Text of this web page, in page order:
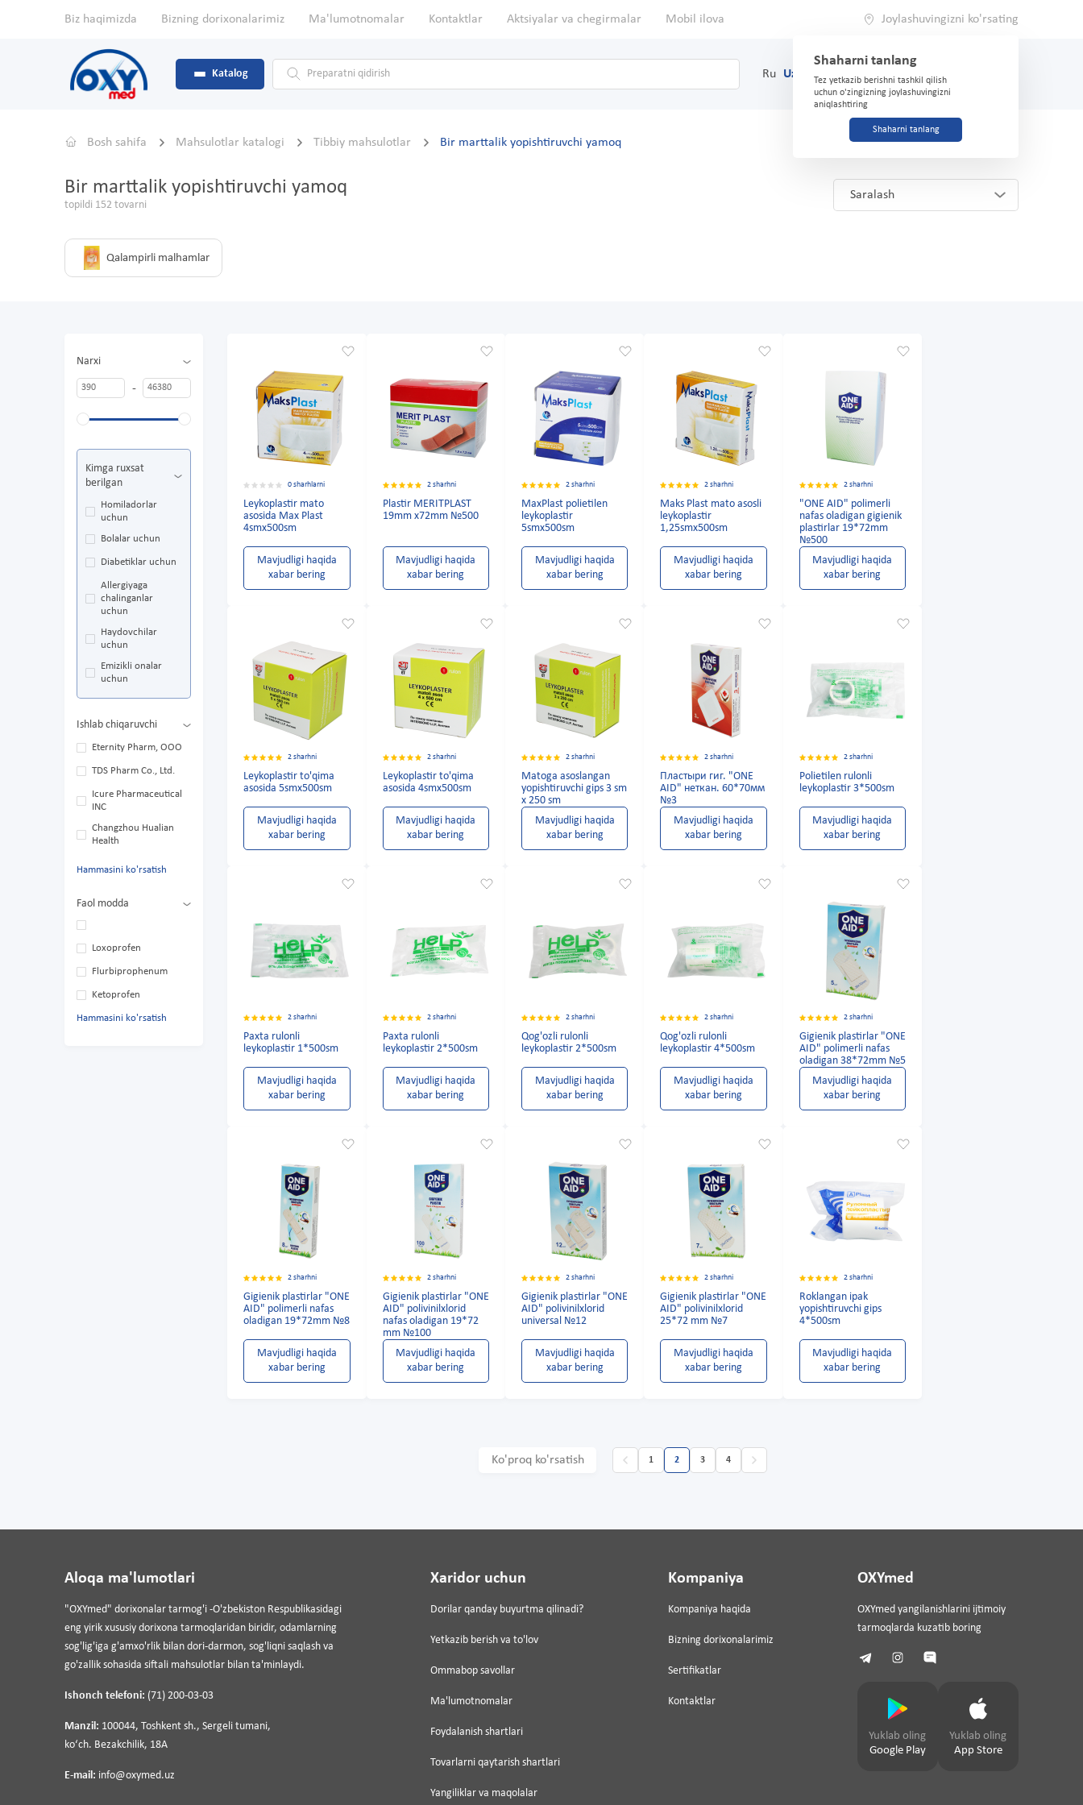
Biz haqimizda Bizning dorixonalarimiz Ma'lumotnomalar Kontaktlar Aktsiyalar va chegirmalar Mobil ilova Joylashuvingizni ko'rsating
Shaharni tanlang
Tez yetkazib berishni tashkil qilish
uchun o'zingizning joylashuvingizni
aniqlashtiring
Shaharni tanlang
Katalog Ru Uz (71) 200-03-03
Bosh sahifa Mahsulotlar katalogi Tibbiy mahsulotlar Bir marttalik yopishtiruvchi yamoq
Bir marttalik yopishtiruvchi yamoq
topildi 152 tovarni
Saralash
Qalampirli malhamlar
Narxi
-
Kimga ruxsat
berilgan
Homiladorlar
uchun
Bolalar uchun
Diabetiklar uchun
Allergiyaga
chalinganlar
uchun
Haydovchilar
uchun
Emizikli onalar
uchun
Ishlab chiqaruvchi
Eternity Pharm, OOO
TDS Pharm Co., Ltd.
Icure Pharmaceutical
INC
Changzhou Hualian
Health
Hammasini ko'rsatish
Faol modda
Loxoprofen
Flurbiprophenum
Ketoprofen
Hammasini ko'rsatish
0 sharhlarni
Leykoplastir mato
asosida Max Plast
4smx500sm
Mavjudligi haqida
xabar bering
2 sharhni
Plastir MERITPLAST
19mm x72mm №500
Mavjudligi haqida
xabar bering
2 sharhni
MaxPlast polietilen
leykoplastir
5smx500sm
Mavjudligi haqida
xabar bering
2 sharhni
Maks Plast mato asosli
leykoplastir
1,25smx500sm
Mavjudligi haqida
xabar bering
2 sharhni
"ONE AID" polimerli
nafas oladigan gigienik
plastirlar 19*72mm
№500
Mavjudligi haqida
xabar bering
2 sharhni
Leykoplastir to'qima
asosida 5smx500sm
Mavjudligi haqida
xabar bering
2 sharhni
Leykoplastir to'qima
asosida 4smx500sm
Mavjudligi haqida
xabar bering
2 sharhni
Matoga asoslangan
yopishtiruvchi gips 3 sm
x 250 sm
Mavjudligi haqida
xabar bering
2 sharhni
Пластыри гиг. "ONE
AID" неткан. 60*70мм
№3
Mavjudligi haqida
xabar bering
2 sharhni
Polietilen rulonli
leykoplastir 3*500sm
Mavjudligi haqida
xabar bering
2 sharhni
Paxta rulonli
leykoplastir 1*500sm
Mavjudligi haqida
xabar bering
2 sharhni
Paxta rulonli
leykoplastir 2*500sm
Mavjudligi haqida
xabar bering
2 sharhni
Qog'ozli rulonli
leykoplastir 2*500sm
Mavjudligi haqida
xabar bering
2 sharhni
Qog'ozli rulonli
leykoplastir 4*500sm
Mavjudligi haqida
xabar bering
2 sharhni
Gigienik plastirlar "ONE
AID" polimerli nafas
oladigan 38*72mm №5
Mavjudligi haqida
xabar bering
2 sharhni
Gigienik plastirlar "ONE
AID" polimerli nafas
oladigan 19*72mm №8
Mavjudligi haqida
xabar bering
2 sharhni
Gigienik plastirlar "ONE
AID" polivinilxlorid
nafas oladigan 19*72
mm №100
Mavjudligi haqida
xabar bering
2 sharhni
Gigienik plastirlar "ONE
AID" polivinilxlorid
universal №12
Mavjudligi haqida
xabar bering
2 sharhni
Gigienik plastirlar "ONE
AID" polivinilxlorid
25*72 mm №7
Mavjudligi haqida
xabar bering
2 sharhni
Roklangan ipak
yopishtiruvchi gips
4*500sm
Mavjudligi haqida
xabar bering
Ko'proq ko'rsatish 1 2 3 4
Aloqa ma'lumotlari
"OXYmed" dorixonalar tarmog'i -O'zbekiston Respublikasidagi
eng yirik xususiy dorixona tarmoqlaridan biridir, odamlarning
sog'lig'iga g'amxo'rlik bilan dori-darmon, sog'liqni saqlash va
go'zallik sohasida siftali mahsulotlar bilan ta'minlaydi.
Ishonch telefoni: (71) 200-03-03
Manzil: 100044, Toshkent sh., Sergeli tumani,
koʻch. Bezakchilik, 18A
E-mail: info@oxymed.uz
Xaridor uchun
Dorilar qanday buyurtma qilinadi?
Yetkazib berish va to'lov
Ommabop savollar
Ma'lumotnomalar
Foydalanish shartlari
Tovarlarni qaytarish shartlari
Yangiliklar va maqolalar
Kompaniya
Kompaniya haqida
Bizning dorixonalarimiz
Sertifikatlar
Kontaktlar
OXYmed
OXYmed yangilanishlarini ijtimoiy
tarmoqlarda kuzatib boring
Yuklab oling
Google Play
Yuklab oling
App Store